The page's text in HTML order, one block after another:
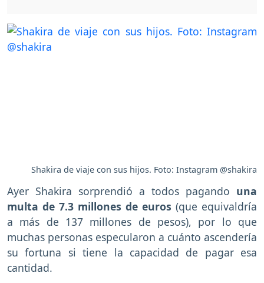
Shakira de viaje con sus hijos. Foto: Instagram @shakira
Ayer Shakira sorprendió a todos pagando una
multa de 7.3 millones de euros (que equivaldría
a más de 137 millones de pesos), por lo que
muchas personas especularon a cuánto ascendería
su fortuna si tiene la capacidad de pagar esa
cantidad.